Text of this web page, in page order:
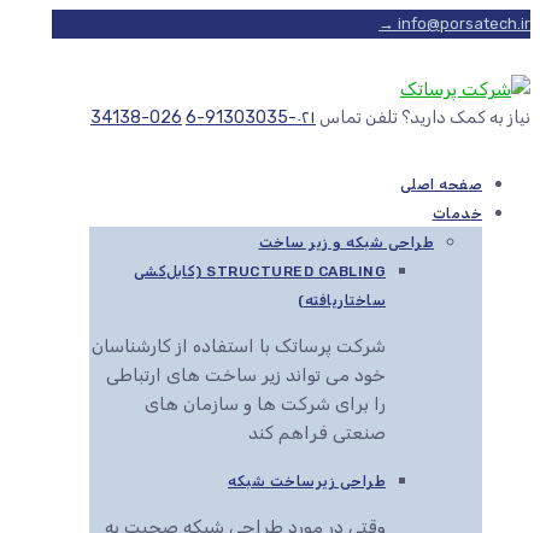
info@porsatech.ir →
نیاز به کمک دارید؟ تلفن تماس ۰۲۱-91303035-6 026-34138
صفحه اصلی
خدمات
طراحی شبکه و زیر ساخت
STRUCTURED CABLING (کابل‌کشی
ساختاریافته)
شرکت پرساتک با استفاده از کارشناسان
خود می تواند زیر ساخت های ارتباطی
را برای شرکت ها و سازمان های
صنعتی فراهم کند
طراحی زیرساخت شبکه
وقتی در مورد طراحی شبکه صحبت به